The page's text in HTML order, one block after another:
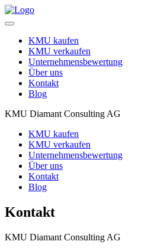
Toggle
navigationKMU kaufen
KMU verkaufen
Unternehmensbewertung
Über uns
Kontakt
Blog
KMU Diamant Consulting AG
KMU kaufen
KMU verkaufen
Unternehmensbewertung
Über uns
Kontakt
Blog
Kontakt
KMU Diamant Consulting AG